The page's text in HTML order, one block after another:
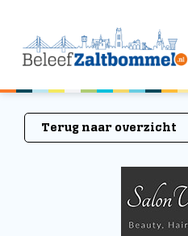
Terug naar overzicht